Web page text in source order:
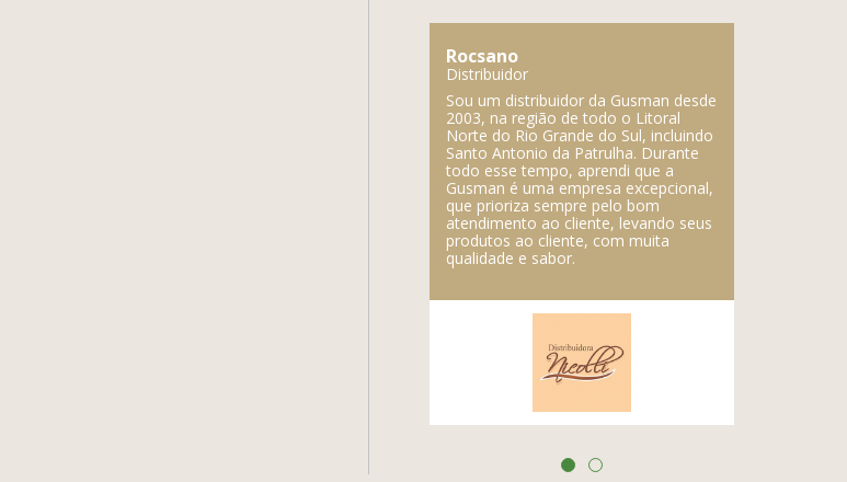
Rocsano
Distribuidor
Sou um distribuidor da Gusman desde
2003, na região de todo o Litoral
Norte do Rio Grande do Sul, incluindo
Santo Antonio da Patrulha. Durante
todo esse tempo, aprendi que a
Gusman é uma empresa excepcional,
que prioriza sempre pelo bom
atendimento ao cliente, levando seus
produtos ao cliente, com muita
qualidade e sabor.